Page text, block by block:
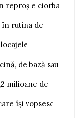
reproș e ciorba
în rutina de
de bază sau
milioane de
își vopsesc